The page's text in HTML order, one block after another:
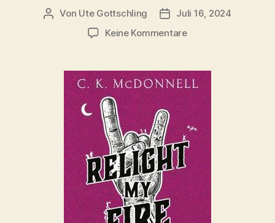
Beitragsautor
Von Ute Gottschling Veröffentlichungsdatum
Juli 16, 2024
Keine Kommentarezu
Fire